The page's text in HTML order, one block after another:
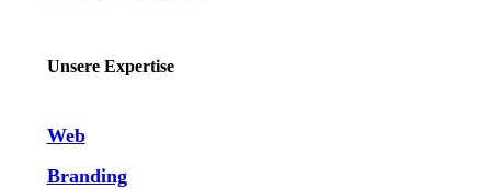
Unsere Expertise
Web
Branding